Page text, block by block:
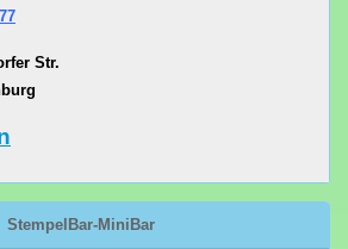
Str.
StempelBar-MiniBar